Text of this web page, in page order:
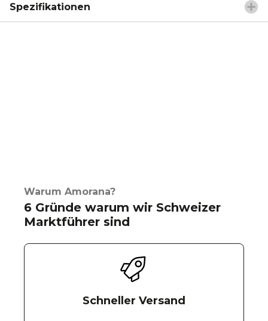
Spezifikationen
Warum Amorana?
6 Gründe warum wir Schweizer
Marktführer sind
Schneller Versand